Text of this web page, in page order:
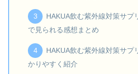
HAKUA飲む紫外線対策サプ
で見られる感想まとめ
HAKUA飲む紫外線対策サプ
かりやすく紹介